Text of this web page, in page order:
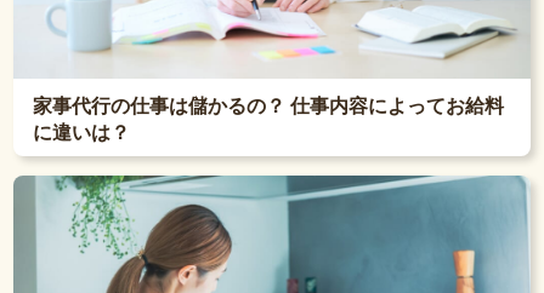
家事代行の仕事は儲かるの？ 仕事内容によってお給料
に違いは？